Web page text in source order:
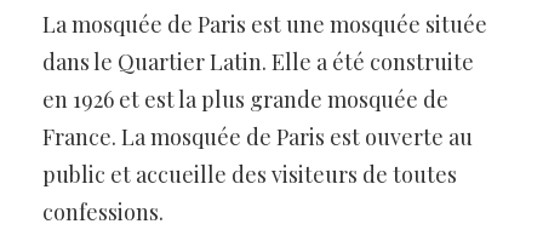
La mosquée de Paris est une mosquée située
dans le Quartier Latin. Elle a été construite
en 1926 et est la plus grande mosquée de
France. La mosquée de Paris est ouverte au
public et accueille des visiteurs de toutes
confessions.